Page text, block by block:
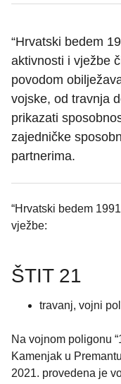
“Hrvatski bedem
aktivnosti i vježbe
povodom
vojske, od travnja
prikazati
zajedničke
partnerima.
“Hrvatski bedem
vježbe:
ŠTIT 21
travanj, vojni
Na vojnom poligonu
Kamenjak u
2021. provedena je